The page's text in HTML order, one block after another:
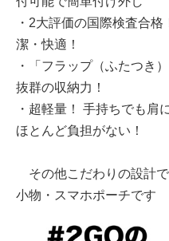
・2大評価の国際検査合
潔・快適！
・「フラップ（ふたつき
抜群の収納力！
・超軽量！ 手持ちでも肩
ほとんど負担がない！
その他こだわりの設計
小物・スマホポーチです